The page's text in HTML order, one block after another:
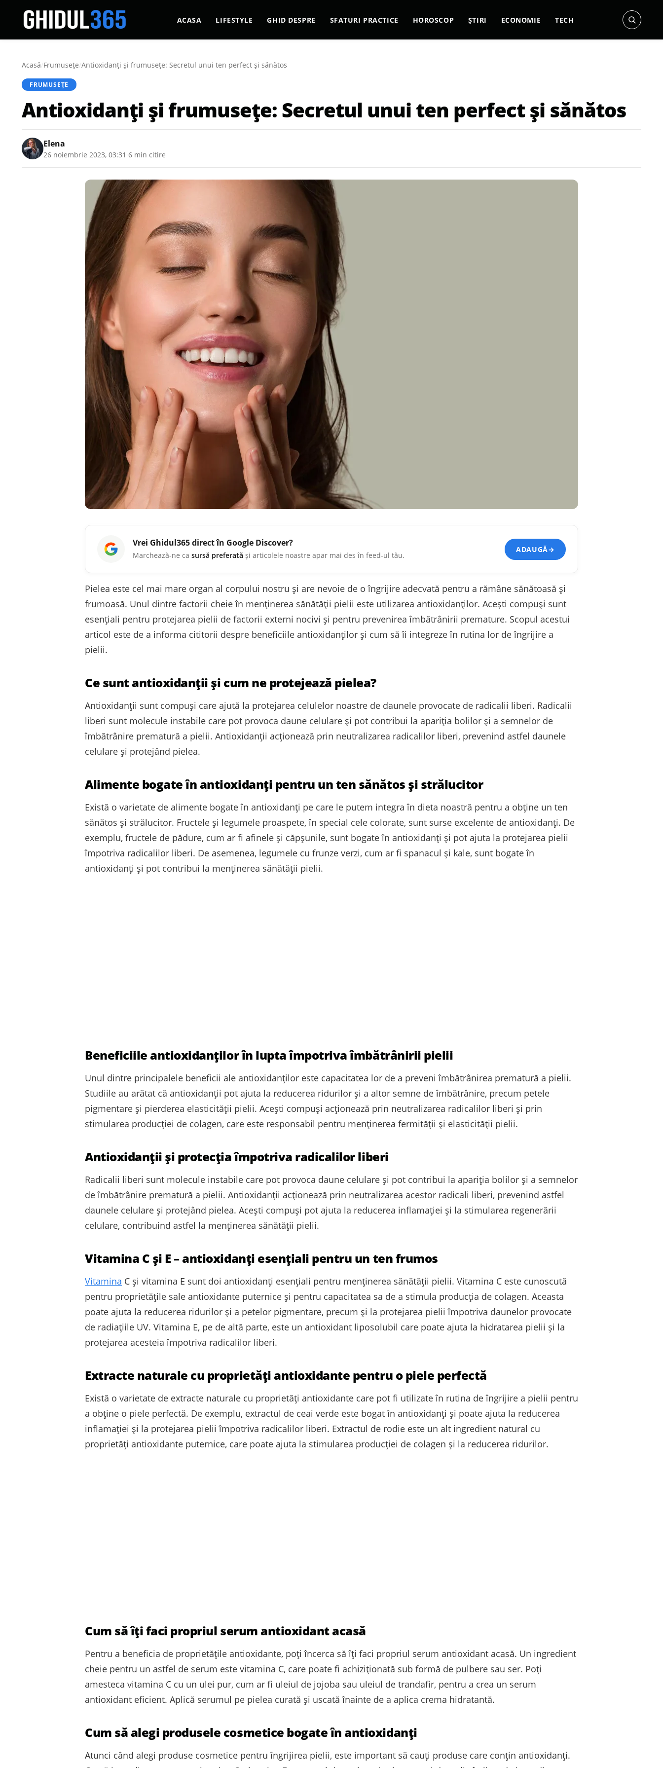
ACASA LIFESTYLE GHID DESPRE SFATURI PRACTICE HOROSCOP ȘTIRI ECONOMIE TECH
Acasă/Frumusețe/Antioxidanți și frumusețe: Secretul unui ten perfect și sănătos
FRUMUSEȚE
Antioxidanți și frumusețe: Secretul unui ten perfect și sănătos
Elena
26 noiembrie 2023, 03:31 6 min citire
Vrei Ghidul365direct în Google Discover?
Marchează-ne ca sursă preferată și articolele noastre apar mai des în feed-ul tău.
ADAUGĂ→
Pielea este cel mai mare organ al corpului nostru și are nevoie de o îngrijire adecvată pentru a rămâne sănătoasă și
frumoasă. Unul dintre factorii cheie în menținerea sănătății pielii este utilizarea antioxidanților. Acești compuși sunt
esențiali pentru protejarea pielii de factorii externi nocivi și pentru prevenirea îmbătrânirii premature. Scopul acestui
articol este de a informa cititorii despre beneficiile antioxidanților și cum să îi integreze în rutina lor de îngrijire a
pielii.
Ce sunt antioxidanții și cum ne protejează pielea?
Antioxidanții sunt compuși care ajută la protejarea celulelor noastre de daunele provocate de radicalii liberi. Radicalii
liberi sunt molecule instabile care pot provoca daune celulare și pot contribui la apariția bolilor și a semnelor de
îmbătrânire prematură a pielii. Antioxidanții acționează prin neutralizarea radicalilor liberi, prevenind astfel daunele
celulare și protejând pielea.
Alimente bogate în antioxidanți pentru un ten sănătos și strălucitor
Există o varietate de alimente bogate în antioxidanți pe care le putem integra în dieta noastră pentru a obține un ten
sănătos și strălucitor. Fructele și legumele proaspete, în special cele colorate, sunt surse excelente de antioxidanți. De
exemplu, fructele de pădure, cum ar fi afinele și căpșunile, sunt bogate în antioxidanți și pot ajuta la protejarea pielii
împotriva radicalilor liberi. De asemenea, legumele cu frunze verzi, cum ar fi spanacul și kale, sunt bogate în
antioxidanți și pot contribui la menținerea sănătății pielii.
Beneficiile antioxidanților în lupta împotriva îmbătrânirii pielii
Unul dintre principalele beneficii ale antioxidanților este capacitatea lor de a preveni îmbătrânirea prematură a pielii.
Studiile au arătat că antioxidanții pot ajuta la reducerea ridurilor și a altor semne de îmbătrânire, precum petele
pigmentare și pierderea elasticității pielii. Acești compuși acționează prin neutralizarea radicalilor liberi și prin
stimularea producției de colagen, care este responsabil pentru menținerea fermității și elasticității pielii.
Antioxidanții și protecția împotriva radicalilor liberi
Radicalii liberi sunt molecule instabile care pot provoca daune celulare și pot contribui la apariția bolilor și a semnelor
de îmbătrânire prematură a pielii. Antioxidanții acționează prin neutralizarea acestor radicali liberi, prevenind astfel
daunele celulare și protejând pielea. Acești compuși pot ajuta la reducerea inflamației și la stimularea regenerării
celulare, contribuind astfel la menținerea sănătății pielii.
Vitamina C și E – antioxidanți esențiali pentru un ten frumos
Vitamina C și vitamina E sunt doi antioxidanți esențiali pentru menținerea sănătății pielii. Vitamina C este cunoscută
pentru proprietățile sale antioxidante puternice și pentru capacitatea sa de a stimula producția de colagen. Aceasta
poate ajuta la reducerea ridurilor și a petelor pigmentare, precum și la protejarea pielii împotriva daunelor provocate
de radiațiile UV. Vitamina E, pe de altă parte, este un antioxidant liposolubil care poate ajuta la hidratarea pielii și la
protejarea acesteia împotriva radicalilor liberi.
Extracte naturale cu proprietăți antioxidante pentru o piele perfectă
Există o varietate de extracte naturale cu proprietăți antioxidante care pot fi utilizate în rutina de îngrijire a pielii pentru
a obține o piele perfectă. De exemplu, extractul de ceai verde este bogat în antioxidanți și poate ajuta la reducerea
inflamației și la protejarea pielii împotriva radicalilor liberi. Extractul de rodie este un alt ingredient natural cu
proprietăți antioxidante puternice, care poate ajuta la stimularea producției de colagen și la reducerea ridurilor.
Cum să îți faci propriul serum antioxidant acasă
Pentru a beneficia de proprietățile antioxidante, poți încerca să îți faci propriul serum antioxidant acasă. Un ingredient
cheie pentru un astfel de serum este vitamina C, care poate fi achiziționată sub formă de pulbere sau ser. Poți
amesteca vitamina C cu un ulei pur, cum ar fi uleiul de jojoba sau uleiul de trandafir, pentru a crea un serum
antioxidant eficient. Aplică serumul pe pielea curată și uscată înainte de a aplica crema hidratantă.
Cum să alegi produsele cosmetice bogate în antioxidanți
Atunci când alegi produse cosmetice pentru îngrijirea pielii, este important să cauți produse care conțin antioxidanți.